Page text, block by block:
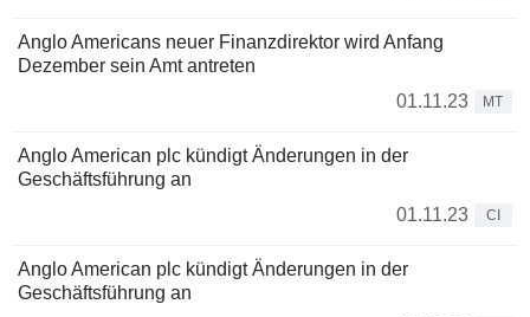
Anglo Americans neuer Finanzdirektor wird Anfang
Dezember sein Amt antreten
01.11.23
MT
Anglo American plc kündigt Änderungen in der
Geschäftsführung an
01.11.23
CI
Anglo American plc kündigt Änderungen in der
Geschäftsführung an